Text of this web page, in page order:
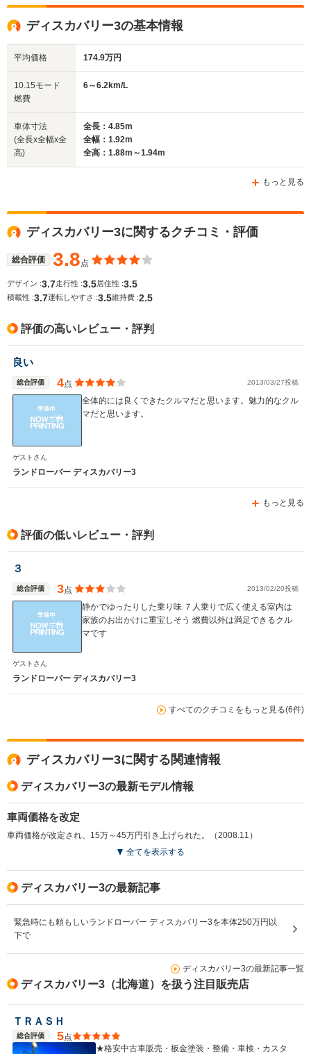
サイズ
(全長x全幅x全高)
WLTCモード
燃費
1.89m
全幅
1.92m
ディスカバリー3の基本情報
平均価格 174.9万円
10.15モード
燃費
6～6.2km/L
車体寸法
(全長x全幅x全
高)
全長：4.85m
全幅：1.92m
全高：1.88m～1.94m
もっと見る
ディスカバリー3に関するクチコミ・評価
総合評価 3.8点
デザイン :3.7走行性 :3.5 居住性 :3.5
積載性 :3.7運転しやすさ :3.5維持費 :2.5
評価の高いレビュー・評判
良い
総合評価 4点 2013/03/27投稿
全体的には良くできたクルマだと思います。魅力的なクル
マだと思います。
ゲストさん
ランドローバー ディスカバリー3
もっと見る
評価の低いレビュー・評判
３
総合評価 3点 2013/02/20投稿
静かでゆったりした乗り味 ７人乗りで広く使える室内は
家族のお出かけに重宝しそう 燃費以外は満足できるクル
マです
ゲストさん
ランドローバー ディスカバリー3
すべてのクチコミをもっと見る(6件)
ディスカバリー3に関する関連情報
ディスカバリー3の最新モデル情報
車両価格を改定
車両価格が改定され、15万～45万円引き上げられた。（2008.11）
全てを表示する
ディスカバリー3の最新記事
緊急時にも頼もしいランドローバー ディスカバリー3を本体250万円以
下で
ディスカバリー3の最新記事一覧
ディスカバリー3（北海道）を扱う注目販売店
ＴＲＡＳＨ
総合評価 5点
★格安中古車販売・板金塗装・整備・車検・カスタ